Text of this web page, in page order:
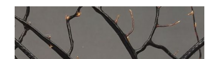
AGGIUNGI AL CARRELLO / DETTAGLI